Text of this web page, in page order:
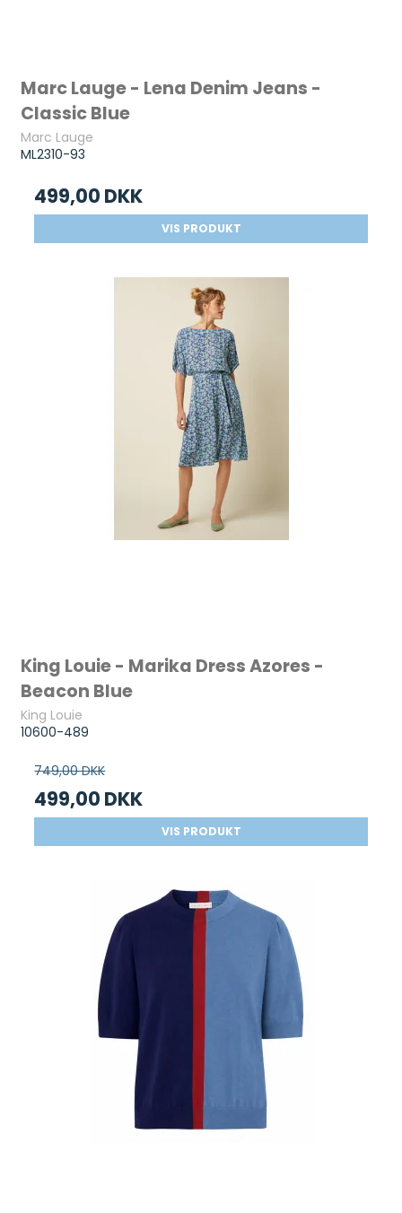
Marc Lauge - Lena Denim Jeans -
Classic Blue
Marc Lauge
ML2310-93
499,00 DKK
VIS PRODUKT
King Louie - Marika Dress Azores -
Beacon Blue
King Louie
10600-489
749,00 DKK
499,00 DKK
VIS PRODUKT